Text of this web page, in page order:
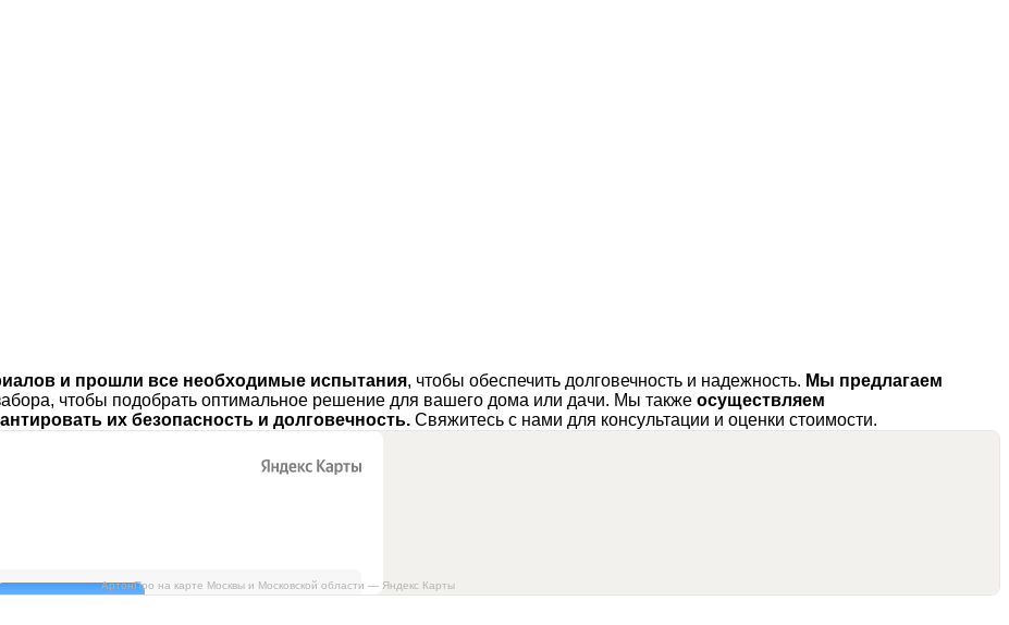
и прошли все необходимые испытания, чтобы обеспечить долговечность и надежность. Мы предлагаем
чтобы подобрать оптимальное решение для вашего дома или дачи. Мы также осуществляем
их безопасность и долговечность. Свяжитесь с нами для консультации и оценки стоимости.
АртонПро на карте Москвы и Московской области — Яндекс Карты